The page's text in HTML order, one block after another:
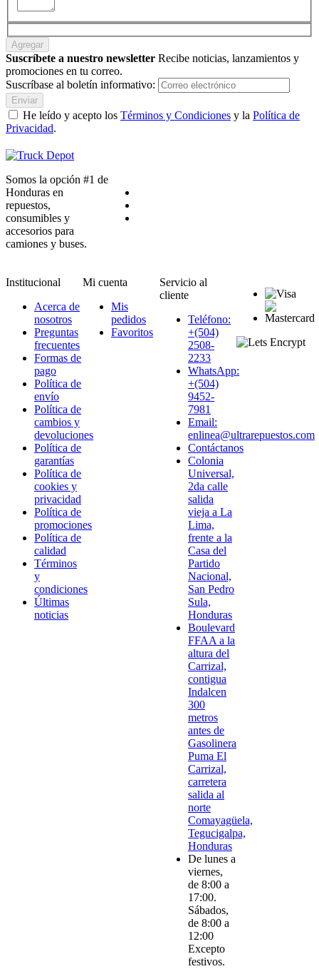
Agregar
Suscríbete a nuestro newsletter Recibe noticias, lanzamientos y
promociones en tu correo.
Suscríbase al boletín informativo:
Enviar
He leído y acepto los Términos y Condiciones y la Política de
Privacidad.
Somos la opción #1 de
Honduras en
repuestos,
consumibles y
accesorios para
camiones y buses.
Institucional
Acerca de
nosotros
Preguntas
frecuentes
Formas de
pago
Política de
envío
Política de
cambios y
devoluciones
Política de
garantías
Política de
cookies y
privacidad
Política de
promociones
Política de
calidad
Términos
y
condiciones
Últimas
noticias
Mi cuenta
Mis
pedidos
Favoritos
Servicio al
cliente
Teléfono:
+(504)
2508-
2233
WhatsApp:
+(504)
9452-
7981
Email:
enlinea@ultrarepuestos.com
Contáctanos
Colonia
Universal,
2da calle
salida
vieja a La
Lima,
frente a la
Casa del
Partido
Nacional,
San Pedro
Sula,
Honduras
Boulevard
FFAA a la
altura del
Carrizal,
contigua
Indalcen
300
metros
antes de
Gasolinera
Puma El
Carrizal,
carretera
salida al
norte
Comayagüela,
Tegucigalpa,
Honduras
De lunes a
viernes,
de 8:00 a
17:00.
Sábados,
de 8:00 a
12:00
Excepto
festivos.